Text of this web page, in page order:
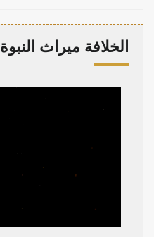
الخلافة ميراث النبوة